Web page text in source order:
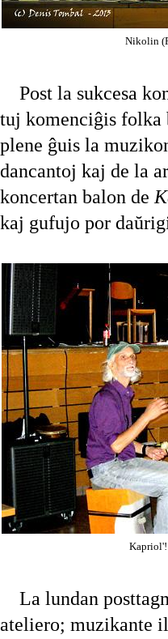
Nikolin
Post la sukcesa
tuj komenciĝis folka
plene ĝuis la
dancantoj kaj de la
koncertan balon de
kaj gufujo por
Kapriol'!
La lundan
ateliero; muzikante